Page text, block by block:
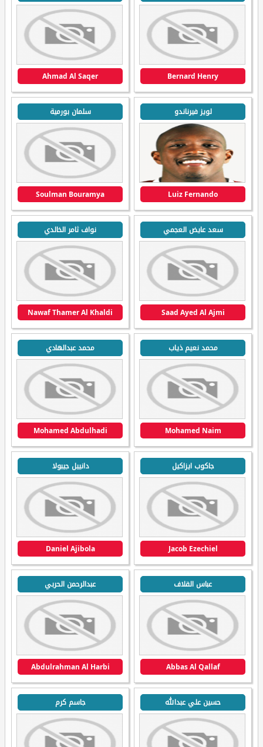
Bernard Henry
Ahmad Al Saqer
لويز فيرناندو
Luiz Fernando
سلمان بورمية
Soulman Bouramya
سعد عايض العجمي
Saad Ayed Al Ajmi
نواف ثامر الخالدي
Nawaf Thamer Al Khaldi
محمد نعيم ذياب
Mohamed Naim
محمد عبدالهادي
Mohamed Abdulhadi
جاكوب ايزاكيل
Jacob Ezechiel
دانييل جيبولا
Daniel Ajibola
عباس القلاف
Abbas Al Qallaf
عبدالرحمن الحربي
Abdulrahman Al Harbi
حسين علي عبدالله جاسم كرم